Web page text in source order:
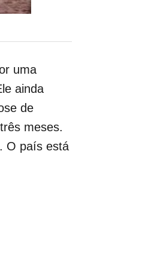
uma
ainda
de
meses.
O país está